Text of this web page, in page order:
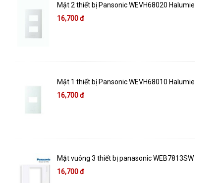
Mặt 2 thiết bị Pansonic WEVH68020 Halumie
16,700 đ
Mặt 1 thiết bị Pansonic WEVH68010 Halumie
16,700 đ
Mặt vuông 3 thiết bị panasonic WEB7813SW
16,700 đ